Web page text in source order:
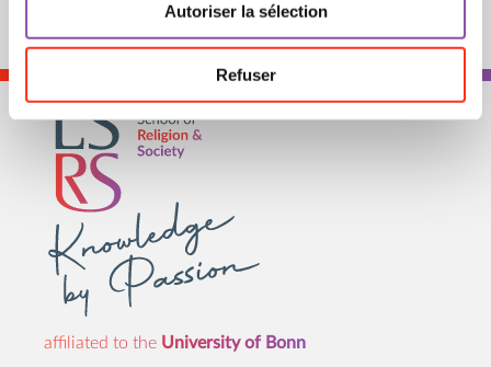
Autoriser la sélection
Refuser
affiliated to the University of Bonn